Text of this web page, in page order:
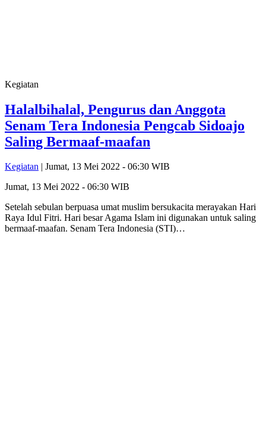
Kegiatan
Halalbihalal, Pengurus dan Anggota
Senam Tera Indonesia Pengcab Sidoajo
Saling Bermaaf-maafan
Kegiatan | Jumat, 13 Mei 2022 - 06:30 WIB
Jumat, 13 Mei 2022 - 06:30 WIB
Setelah sebulan berpuasa umat muslim bersukacita merayakan Hari
Raya Idul Fitri. Hari besar Agama Islam ini digunakan untuk saling
bermaaf-maafan. Senam Tera Indonesia (STI)…